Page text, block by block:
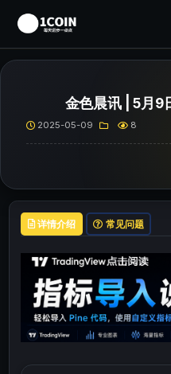
金色晨讯 | 5月9
2025-05-09 8
详情介绍 常见问题